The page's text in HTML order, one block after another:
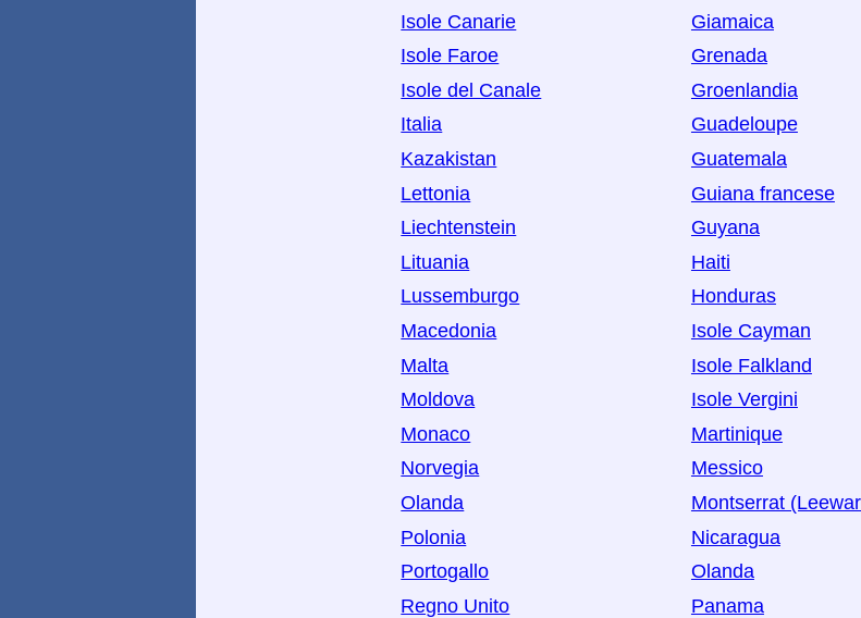
Isole Canarie
Isole Faroe
Isole del Canale
Italia
Kazakistan
Lettonia
Liechtenstein
Lituania
Lussemburgo
Macedonia
Malta
Moldova
Monaco
Norvegia
Olanda
Polonia
Portogallo
Regno Unito
Giamaica
Grenada
Groenlandia
Guadeloupe
Guatemala
Guiana francese
Guyana
Haiti
Honduras
Isole Cayman
Isole Falkland
Isole Vergini
Martinique
Messico
Montserrat
Nicaragua
Olanda
Panama